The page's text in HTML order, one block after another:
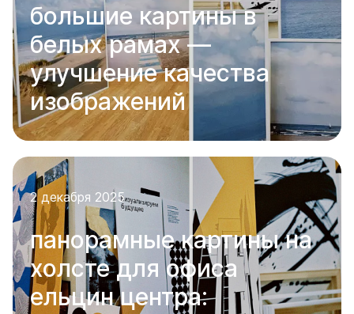
большие картины в
белых рамах —
улучшение качества
изображений
2 декабря 2025
панорамные картины на
холсте для офиса
ельцин центра: